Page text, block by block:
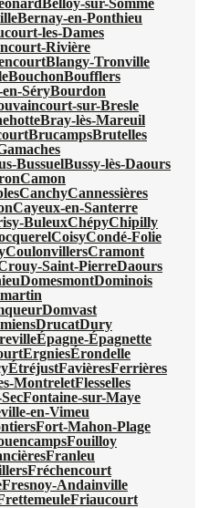
Belloy-sur-Somme
Bernay-en-Ponthieu
les-Dames
Rivière
Blangy-Tronville
BouchonBoufflers
SéryBourdon
sur-Bresle
Bray-lès-Mareuil
BrucampsBrutelles
BussuelBussy-lès-Daours
Camon
CanchyCannessières
Cayeux-en-Santerre
BuleuxChépyChipilly
CoisyCondé-Folie
CoulonvillersCramont
Saint-PierreDaours
DomesmontDominois
Domvast
DrucatDury
Épagne-Épagnette
ErgniesÉrondelle
ÉtréjustFavièresFerrières
MontreletFlesselles
Fontaine-sur-Maye
en-Vimeu
Fort-Mahon-Plage
Fouilloy
Franleu
Fréchencourt
Fresnoy-Andainville
Friaucourt